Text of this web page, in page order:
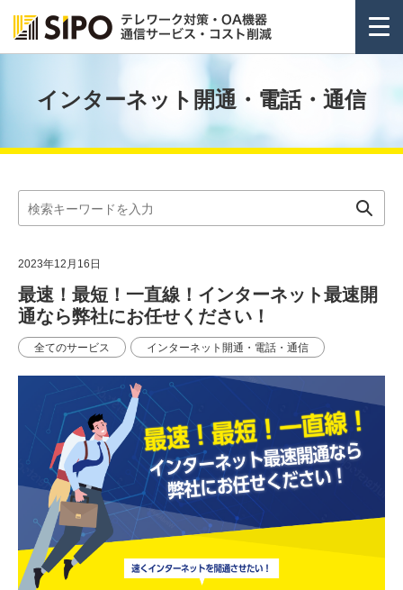
インターネット開通・電話・通信
2023年12月16日
最速！最短！一直線！インターネット最速開
通なら弊社にお任せください！
全てのサービス インターネット開通・電話・通信